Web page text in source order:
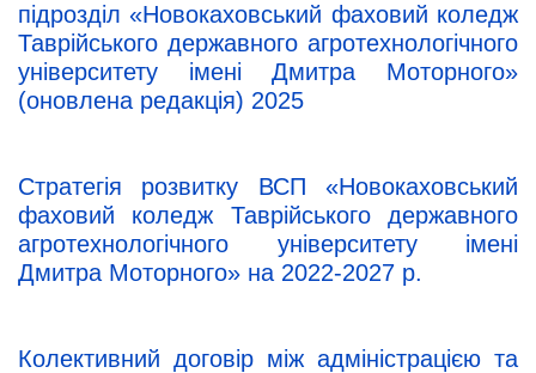
підрозділ «Новокаховський фаховий коледж
Таврійського державного агротехнологічного
університету імені Дмитра Моторного»
(оновлена редакція) 2025
Стратегія розвитку ВСП «Новокаховський
фаховий коледж Таврійського державного
агротехнологічного університету імені
Дмитра Моторного» на 2022-2027 р.
Колективний договір між адміністрацією та